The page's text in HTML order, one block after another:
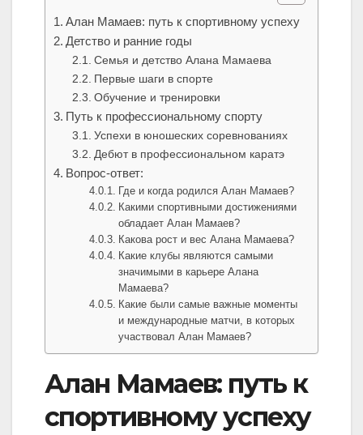
Алан Мамаев: путь к спортивному успеху
Детство и ранние годы
Семья и детство Алана Мамаева
Первые шаги в спорте
Обучение и тренировки
Путь к профессиональному спорту
Успехи в юношеских соревнованиях
Дебют в профессиональном каратэ
Вопрос-ответ:
Где и когда родился Алан Мамаев?
Какими спортивными достижениями
обладает Алан Мамаев?
Какова рост и вес Алана Мамаева?
Какие клубы являются самыми
значимыми в карьере Алана
Мамаева?
Какие были самые важные моменты
и международные матчи, в которых
участвовал Алан Мамаев?
Алан Мамаев: путь к
спортивному успеху